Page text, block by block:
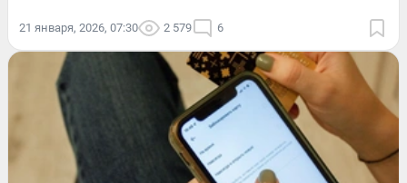
21 января, 2026, 07:30 2 579 6